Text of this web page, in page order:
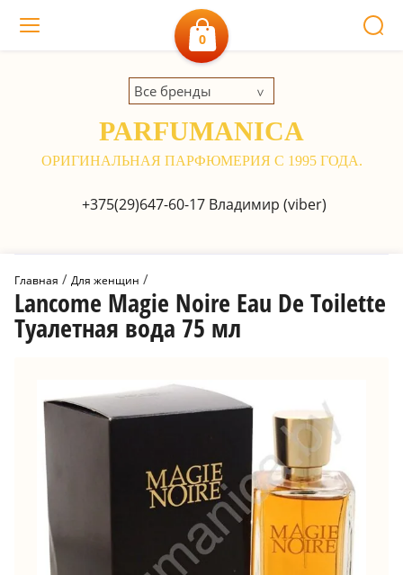
0
+375(29)647-60-17Владимир (viber)
Все бренды
PARFUMANICA
ОРИГИНАЛЬНАЯ ПАРФЮМЕРИЯ С 1995 ГОДА.
Главная / Для женщин /
Lancome Magie Noire Eau De Toilette
Туалетная вода 75 мл